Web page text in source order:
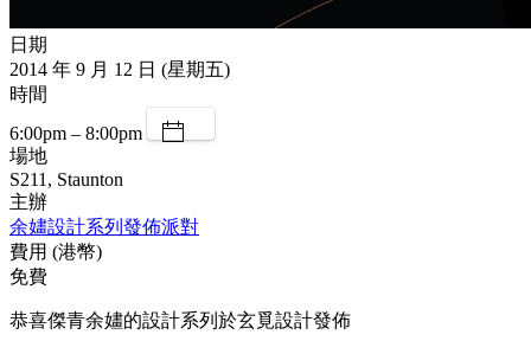
日期
2014 年 9 月 12 日 (星期五)
時間
6:00pm – 8:00pm
場地
S211, Staunton
主辦
余嫿設計系列發佈派對
費用 (港幣)
免費
恭喜傑青余嫿的設計系列於玄覓設計發佈